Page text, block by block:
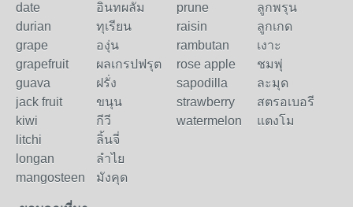
date
อินทผลัม prune
ลูกพรุน
durian
ทุเรียน raisin
ลูกเกด
grape
องุ่น rambutan
เงาะ
grapefruit
ผลเกรปฟรุต rose apple
ชมพุ่
guava
ฝรั่ง sapodilla
ละมุด
jack fruit
ขนุน strawberry
สตรอเบอรี
kiwi
กีวี watermelon
แตงโม
litchi
ลิ้นจี่
longan
ลำไย
mangosteen
มังคุด